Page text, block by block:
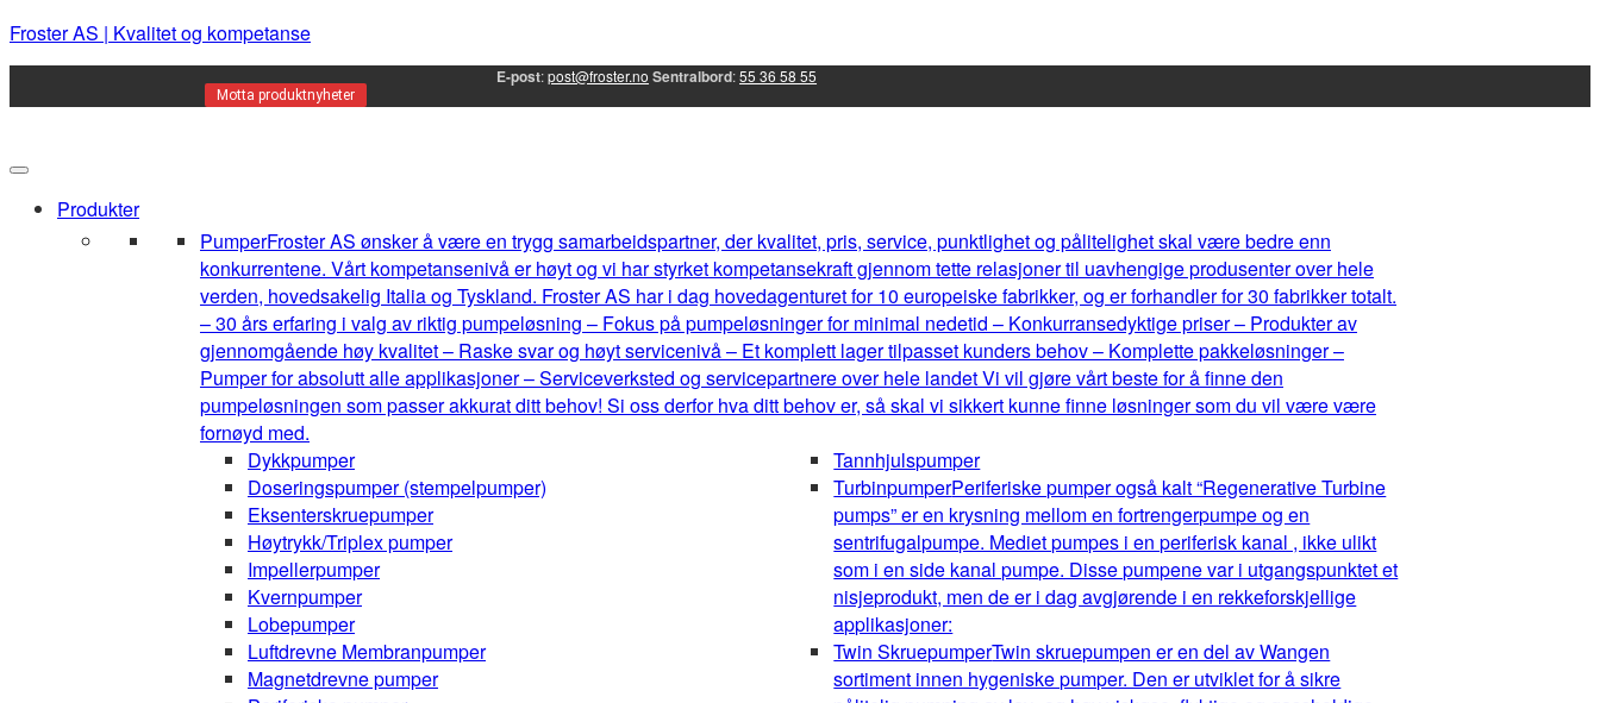
Froster AS | Kvalitet og kompetanse
E-post:post@froster.no Sentralbord:55 36 58 55
Motta produktnyheter
Produkter
PumperFroster AS ønsker å være en trygg samarbeidspartner, der kvalitet, pris, service, punktlighet og pålitelighet skal være bedre enn
konkurrentene. Vårt kompetansenivå er høyt og vi har styrket kompetansekraft gjennom tette relasjoner til uavhengige produsenter over hele
verden, hovedsakelig Italia og Tyskland. Froster AS har i dag hovedagenturet for 10 europeiske fabrikker, og er forhandler for 30 fabrikker totalt.
– 30 års erfaring i valg av riktig pumpeløsning – Fokus på pumpeløsninger for minimal nedetid – Konkurransedyktige priser – Produkter av
gjennomgående høy kvalitet – Raske svar og høyt servicenivå – Et komplett lager tilpasset kunders behov – Komplette pakkeløsninger –
Pumper for absolutt alle applikasjoner – Serviceverksted og servicepartnere over hele landet Vi vil gjøre vårt beste for å finne den
pumpeløsningen som passer akkurat ditt behov! Si oss derfor hva ditt behov er, så skal vi sikkert kunne finne løsninger som du vil være være
fornøyd med.
Dykkpumper
Doseringspumper (stempelpumper)
Eksenterskruepumper
Høytrykk/Triplex pumper
Impellerpumper
Kvernpumper
Lobepumper
Luftdrevne Membranpumper
Magnetdrevne pumper
Tannhjulspumper
TurbinpumperPeriferiske pumper også kalt “Regenerative Turbine
pumps” er en krysning mellom en fortrengerpumpe og en
sentrifugalpumpe. Mediet pumpes i en periferisk kanal , ikke ulikt
som i en side kanal pumpe. Disse pumpene var i utgangspunktet et
nisjeprodukt, men de er i dag avgjørende i en rekkeforskjellige
applikasjoner:
Twin SkruepumperTwin skruepumpen er en del av Wangen
sortiment innen hygeniske pumper. Den er utviklet for å sikre